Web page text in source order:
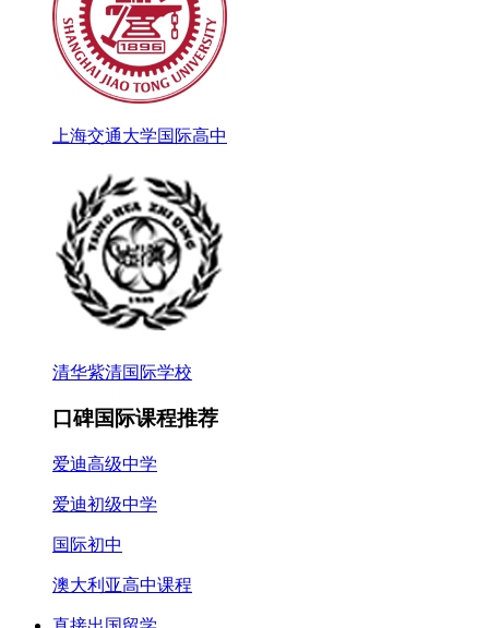
上海交通大学国际高中
清华紫清国际学校
口碑国际课程推荐
爱迪高级中学
爱迪初级中学
国际初中
澳大利亚高中课程